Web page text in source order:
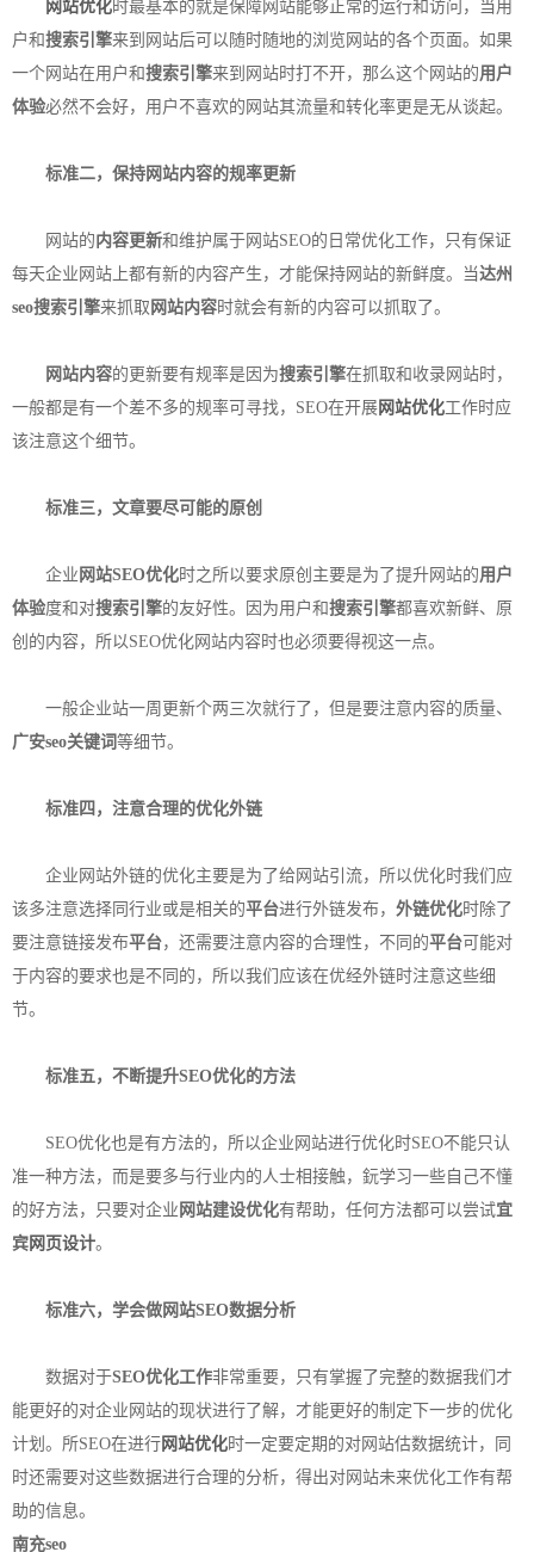
网站优化时最基本的就是保障网站能够正常的运行和访问，当用
户和搜索引擎来到网站后可以随时随地的浏览网站的各个页面。如果
一个网站在用户和搜索引擎来到网站时打不开，那么这个网站的用户
体验必然不会好，用户不喜欢的网站其流量和转化率更是无从谈起。
标准二，保持 网站内容的规率更新
网站的内容更新和维护属于网站SEO的日常优化工作，只有保证
每天企业网站上都有新的内容产生，才能保持网站的新鲜度。当达州
seo搜索引擎来抓取 网站内容时就会有新的内容可以抓取了。
网站内容的更新要有规率是因为搜索引擎在抓取和收录网站时，
一般都是有一个差不多的规率可寻找，SEO在开展 网站优化工作时应
该注意这个细节。
标准三，文章要尽可能的原创
企业 网站SEO优化时之所以要求原创主要是为了提升网站的用户
体验度和对搜索引擎的友好性。因为用户和搜索引擎都喜欢新鲜、原
创的内容，所以SEO优化网站内容时也必须要得视这一点。
一般企业站一周更新个两三次就行了，但是要注意内容的质量、
广安seo关键词等细节。
标准四，注意合理的优化外链
企业网站外链的优化主要是为了给网站引流，所以优化时我们应
该多注意选择同行业或是相关的平台进行外链发布， 外链优化时除了
要注意链接发布平台，还需要注意内容的合理性，不同的平台可能对
于内容的要求也是不同的，所以我们应该在优经外链时注意这些细
节。
标准五，不断提升SEO优化的方法
SEO优化也是有方法的，所以企业网站进行优化时SEO不能只认
准一种方法，而是要多与行业内的人士相接触，鈨学习一些自己不懂
的好方法，只要对企业 网站建设优化有帮助，任何方法都可以尝试宜
宾 网页设计。
标准六，学会做网站SEO数据分析
数据对于SEO优化工作非常重要，只有掌握了完整的数据我们才
能更好的对企业网站的现状进行了解，才能更好的制定下一步的优化
计划。所SEO在进行 网站优化时一定要定期的对网站估数据统计，同
时还需要对这些数据进行合理的分析，得出对网站未来优化工作有帮
助的信息。
南充seo